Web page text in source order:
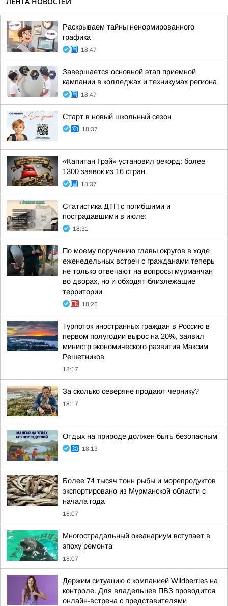
Раскрываем тайны ненормированного
графика
18:47
Завершается основной этап приемной
кампании в колледжах и техникумах региона
18:47
Старт в новый школьный сезон
18:37
«Капитан Грэй» установил рекорд: более
1300 заявок из 16 стран
18:37
Статистика ДТП с погибшими и
пострадавшими в июле:
18:31
По моему поручению главы округов в ходе
еженедельных встреч с гражданами теперь
не только отвечают на вопросы мурманчан
во дворах, но и обходят близлежащие
территории
18:26
Турпоток иностранных граждан в Россию в
первом полугодии вырос на 20%, заявил
министр экономического развития Максим
Решетников
18:17
За сколько северяне продают чернику?
18:17
Отдых на природе должен быть безопасным
18:13
Более 74 тысяч тонн рыбы и морепродуктов
экспортировано из Мурманской области с
начала года
18:07
Многострадальный океанариум вступает в
эпоху ремонта
18:07
Держим ситуацию с компанией Wildberries на
контроле. Для владельцев ПВЗ проводится
онлайн-встреча с представителями